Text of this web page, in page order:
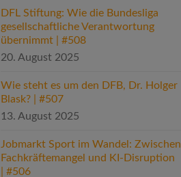
DFL Stiftung: Wie die Bundesliga
gesellschaftliche Verantwortung
übernimmt | #508
20. August 2025
Wie steht es um den DFB, Dr. Holger
Blask? | #507
13. August 2025
Jobmarkt Sport im Wandel: Zwischen
Fachkräftemangel und KI-Disruption
| #506